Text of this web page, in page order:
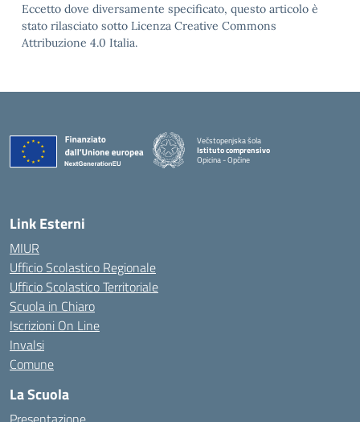
Eccetto dove diversamente specificato, questo articolo è
stato rilasciato sotto Licenza Creative Commons
Attribuzione 4.0 Italia.
Večstopenjska šola
Istituto comprensivo
Opicina - Opčine
Link Esterni
MIUR
Ufficio Scolastico Regionale
Ufficio Scolastico Territoriale
Scuola in Chiaro
Iscrizioni On Line
Invalsi
Comune
La Scuola